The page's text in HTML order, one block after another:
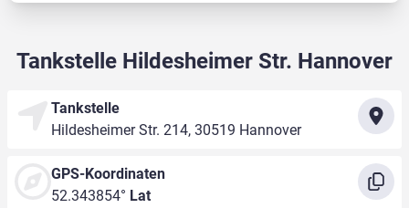
Tankstelle Hildesheimer Str. Hannover
Tankstelle
Hildesheimer Str. 214, 30519 Hannover
GPS-Koordinaten
52.343854° Lat